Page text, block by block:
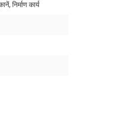
निर्माण कार्य